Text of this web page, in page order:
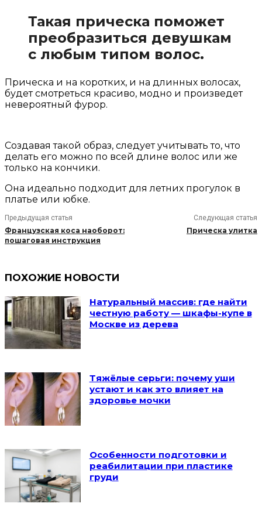
Такая прическа поможет
преобразиться девушкам
с любым типом волос.
Прическа и на коротких, и на длинных волосах,
будет смотреться красиво, модно и произведет
невероятный фурор.
Создавая такой образ, следует учитывать то, что
делать его можно по всей длине волос или же
только на кончики.
Она идеально подходит для летних прогулок в
платье или юбке.
Предыдущая статья
Французская коса наоборот:
пошаговая инструкция
Следующая статья
Прическа улитка
ПОХОЖИЕ НОВОСТИ
Натуральный массив: где найти
честную работу — шкафы-купе в
Москве из дерева
Тяжёлые серьги: почему уши
устают и как это влияет на
здоровье мочки
Особенности подготовки и
реабилитации при пластике
груди